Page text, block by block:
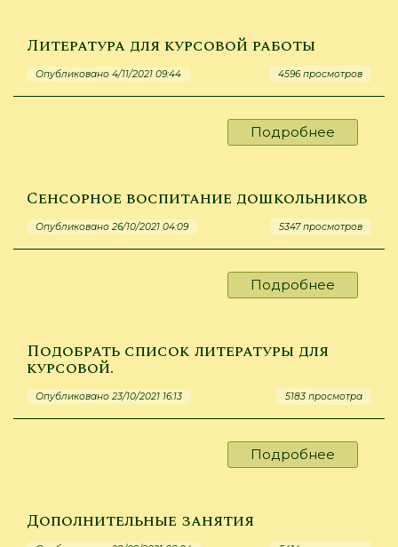
полевой
Литература для курсовой работы
Опубликовано 4/11/2021 09:44 4596 просмотров
Подробнее
Сенсорное воспитание дошкольников
Опубликовано 26/10/2021 04:09 5347 просмотров
Подробнее
Подобрать список литературы для
курсовой.
Опубликовано 23/10/2021 16:13 5183 просмотра
Подробнее
Дополнительные занятия